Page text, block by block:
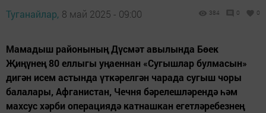
Туганайлар, 8 май 2025 - 09:00 384 0 0
Мамадыш районының Дүсмәт авылында Бөек
Җиңүнең 80 еллыгы уңаеннан «Сугышлар булмасын»
дигән исем астында үткәрелгән чарада сугыш чоры
балалары, Афганистан, Чечня бәрелешләрендә һәм
махсус хәрби операциядә катнашкан егетләребезнең